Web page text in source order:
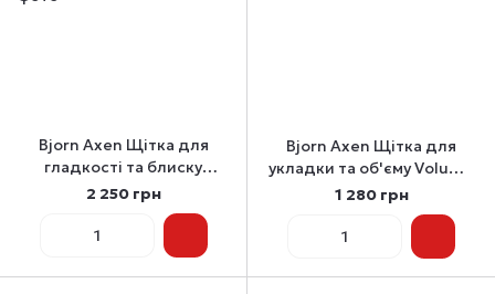
Bjorn Axen Щітка для
гладкості та блиску
Smooth & Shine Brush for
all hair types
2 250 грн
Bjorn Axen Щітка для
укладки та об'єму Volume
Brush, Styling & Detangling
1 280 грн